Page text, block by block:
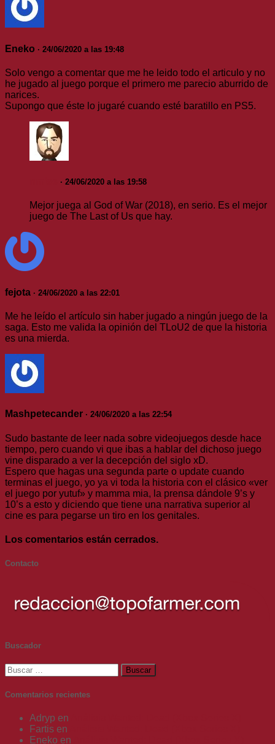
Eneko · 24/06/2020 a las 19:48
Solo vengo a comentar que me he leido todo el articulo y no
he jugado al juego porque el primero me parecio aburrido de
narices.
Supongo que éste lo jugaré cuando esté baratillo en PS5.
· 24/06/2020 a las 19:58
Mejor juega al God of War (2018), en serio. Es el mejor
juego de The Last of Us que hay.
fejota · 24/06/2020 a las 22:01
Me he leído el artículo sin haber jugado a ningún juego de la
saga. Esto me valida la opinión del TLoU2 de que la historia
es una mierda.
Mashpetecander · 24/06/2020 a las 22:54
Sudo bastante de leer nada sobre videojuegos desde hace
tiempo, pero cuando vi que ibas a hablar del dichoso juego
vine disparado a ver la decepción del siglo xD.
Espero que hagas una segunda parte o update cuando
terminas el juego, yo ya vi toda la historia con el clásico «ver
el juego por yutuf» y mamma mia, la prensa dándole 9’s y
10’s a esto y diciendo que tiene una narrativa superior al
cine es para pegarse un tiro en los genitales.
Los comentarios están cerrados.
Contacto
Buscador
Buscar:
Comentarios recientes
Adryp en
Fartis en
Eneko en